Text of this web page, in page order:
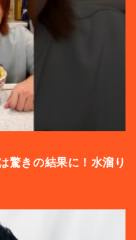
驚きの結果に！水溜り